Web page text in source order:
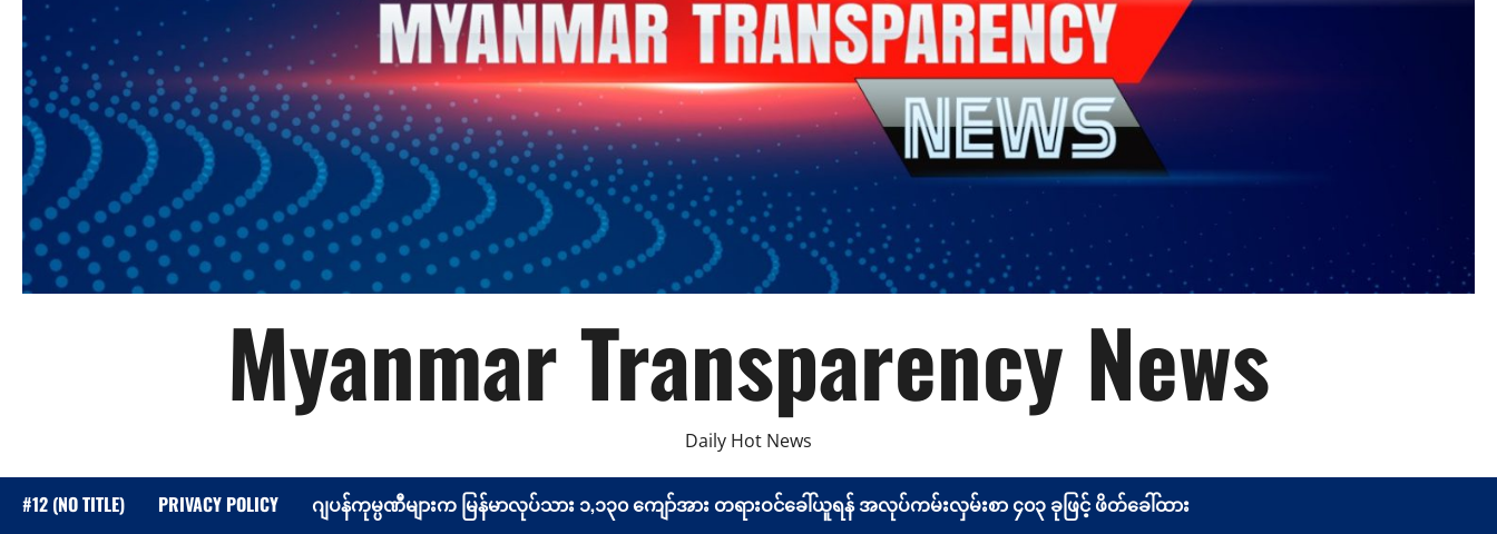
Myanmar Transparency News
Daily Hot News
#12 (NO TITLE) PRIVACY POLICY ဂျပန်ကုမ္ပဏီများက မြန်မာလုပ်သား ၁,၁၃၀ ကျော်အား တရားဝင်ခေါ်ယူရန် အလုပ်ကမ်းလှမ်းစာ ၄၀၃ ခုဖြင့် ဖိတ်ခေါ်ထား